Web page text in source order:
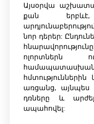
Այսօրվա
քան
նոր դերեր:
ոլորտներն
առցանց, այնպես
դռները և
ապահովել: